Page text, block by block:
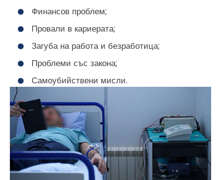
Финансов проблем;
Провали в кариерата;
Загуба на работа и безработица;
Проблеми със закона;
Самоубийствени мисли.